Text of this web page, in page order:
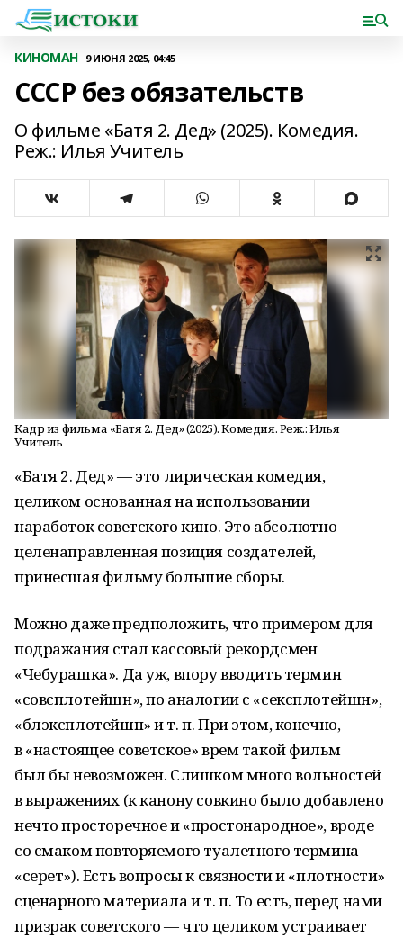
КИНОМАН 9 ИЮНЯ 2025, 04:45
СССР без обязательств
О фильме «Батя 2. Дед» (2025). Комедия.
Реж.: Илья Учитель
Кадр из фильма «Батя 2. Дед» (2025). Комедия. Реж.: Илья
Учитель
«Батя 2. Дед» — это лирическая комедия,
целиком основанная на использовании
наработок советского кино. Это абсолютно
целенаправленная позиция создателей,
принесшая фильму большие сборы.
Можно даже предположить, что примером для
подражания стал кассовый рекордсмен
«Чебурашка». Да уж, впору вводить термин
«совсплотейшн», по аналогии с «сексплотейшн»,
«блэксплотейшн» и т. п. При этом, конечно,
в «настоящее советское» врем такой фильм
был бы невозможен. Слишком много вольностей
в выражениях (к канону совкино было добавлено
нечто просторечное и «простонародное», вроде
со смаком повторяемого туалетного термина
«серет»). Есть вопросы к связности и «плотности»
сценарного материала и т. п. То есть, перед нами
призрак советского — что целиком устраивает